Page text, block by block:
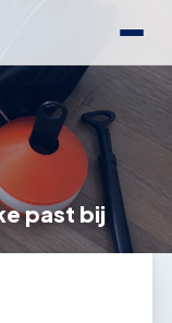
past bij